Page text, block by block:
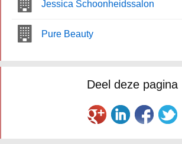
Jessica Schoonheidssalon
Pure Beauty
Deel deze pagina